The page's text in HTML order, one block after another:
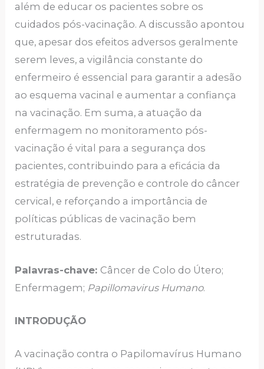
além de educar os pacientes sobre os
cuidados pós-vacinação. A discussão apontou
que, apesar dos efeitos adversos geralmente
serem leves, a vigilância constante do
enfermeiro é essencial para garantir a adesão
ao esquema vacinal e aumentar a confiança
na vacinação. Em suma, a atuação da
enfermagem no monitoramento pós-
vacinação é vital para a segurança dos
pacientes, contribuindo para a eficácia da
estratégia de prevenção e controle do câncer
cervical, e reforçando a importância de
políticas públicas de vacinação bem
estruturadas.
Palavras-chave: Câncer de Colo do Útero;
Enfermagem; Papillomavirus Humano.
INTRODUÇÃO
A vacinação contra o Papilomavírus Humano